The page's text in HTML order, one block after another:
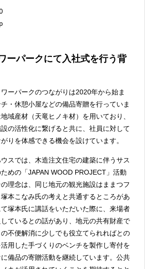
ーパークにて入社式を行う背
ーパークのつながりは2020年から始ま
・休憩小屋などの備品寄贈を行っていま
域産材（天竜ヒノキ材）を用いており、
の活性化に繋げると共に、社員に対して
りを体感できる機会を設けています。
スでは、木造注文住宅の建築に伴うサス
めの「JAPAN WOOD PROJECT 」活動
理念は、同じ地元の観光施設はままつフ
本こなみ氏の考えと共通するところがあ
塚本氏に講話をいただいた際に、来場者
ているとの話があり、地元の共有財産で
不便解消に少しでも役立てられればとの
用した手づくりのベンチを製作し寄付を
備品の寄贈活動を継続しています。公共